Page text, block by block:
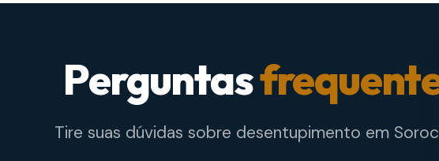
Perguntas
Tire suas dúvidas sobre desentupimento em